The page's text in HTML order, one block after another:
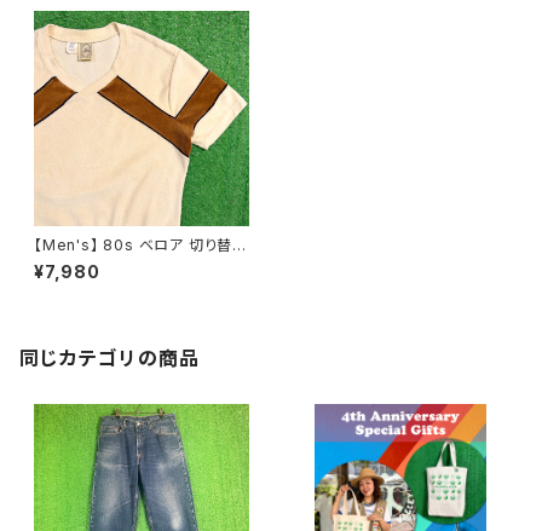
【Men's】 80s ベロア 切り替え
デザイン パイル地 トップス / 80
年代 古着 メンズ ティーシャツ
¥7,980
同じカテゴリの商品